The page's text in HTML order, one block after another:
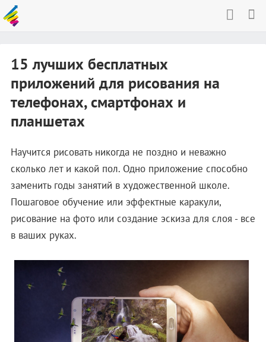
15 лучших бесплатных
приложений для рисования на
телефонах, смартфонах и
планшетах
Научится рисовать никогда не поздно и неважно
сколько лет и какой пол. Одно приложение способно
заменить годы занятий в художественной школе.
Пошаговое обучение или эффектные каракули,
рисование на фото или создание эскиза для слоя - все
в ваших руках.